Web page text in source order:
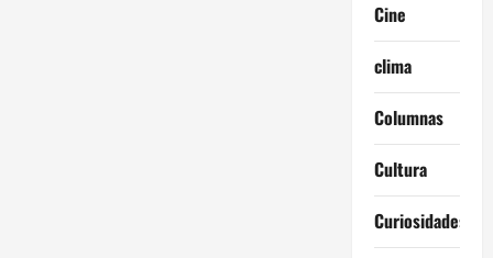
Cine
clima
Columnas
Cultura
Curiosidades